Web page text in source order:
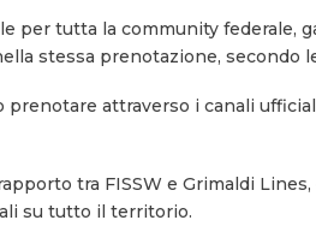
per tutta la community federale,
stessa prenotazione, secondo
attraverso i canali
tra FISSW e Grimaldi
su tutto il territorio.